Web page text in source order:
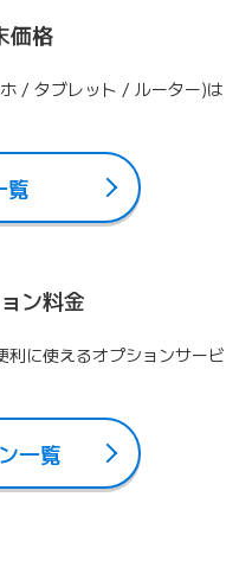
価格
/ タブレット / ルーター)は
覧
ン料金
に使えるオプションサービ
一覧